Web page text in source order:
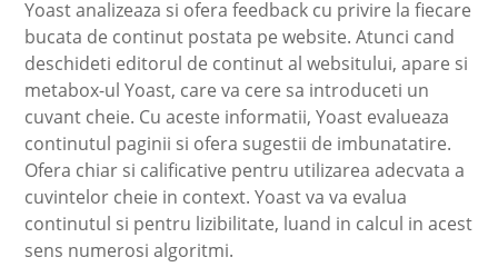
Yoast analizeaza si ofera feedback cu privire la fiecare
bucata de continut postata pe website. Atunci cand
deschideti editorul de continut al websitului, apare si
metabox-ul Yoast, care va cere sa introduceti un
cuvant cheie. Cu aceste informatii, Yoast evalueaza
continutul paginii si ofera sugestii de imbunatatire.
Ofera chiar si calificative pentru utilizarea adecvata a
cuvintelor cheie in context. Yoast va va evalua
continutul si pentru lizibilitate, luand in calcul in acest
sens numerosi algoritmi.